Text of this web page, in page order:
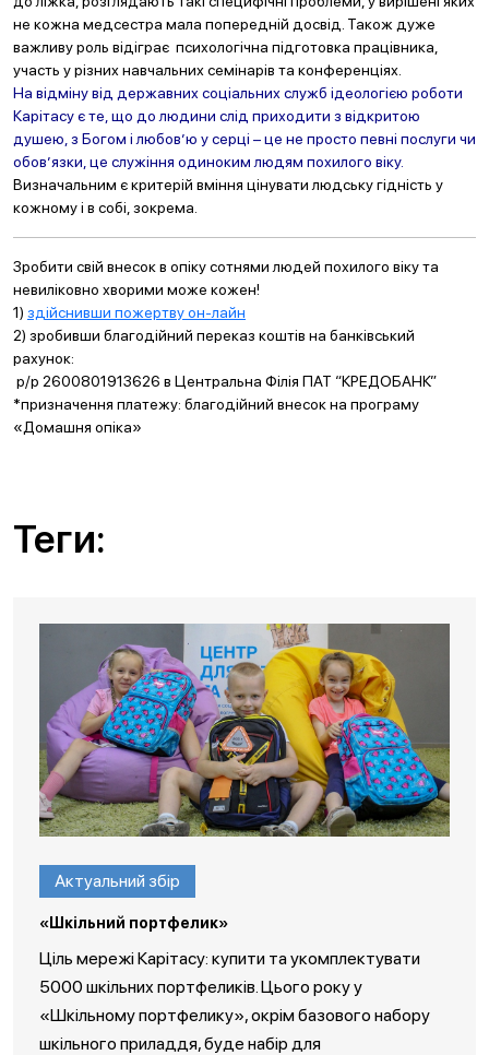
не кожна медсестра мала попередній досвід. Також дуже
важливу роль відіграє психологічна підготовка працівника,
участь у різних навчальних семінарів та конференціях.
На відміну від державних соціальних служб ідеологією роботи
Карітасу є те, що до людини слід приходити з відкритою
душею, з Богом і любов’ю у серці – це не просто певні послуги чи
обов’язки, це служіння одиноким людям похилого віку.
Визначальним є критерій вміння цінувати людську гідність у
кожному і в собі, зокрема.
Зробити свій внесок в опіку сотнями людей похилого віку та
невиліковно хворими може кожен!
1) здійснивши пожертву он-лайн
2) зробивши благодійний переказ коштів на банківський
рахунок:
р/р 2600801913626 в Центральна Філія ПАТ “КРЕДОБАНК”
*призначення платежу: благодійний внесок на програму
«Домашня опіка»
Теги:
Актуальний збір
«Шкільний портфелик»
Ціль мережі Карітасу: купити та укомплектувати
5000 шкільних портфеликів. Цього року у
«Шкільному портфелику», окрім базового набору
шкільного приладдя, буде набір для